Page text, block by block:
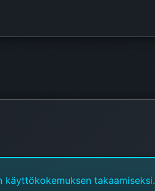
takaamiseksi.